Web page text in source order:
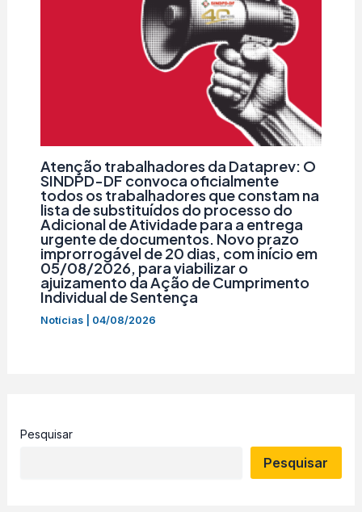
Atenção trabalhadores da Dataprev: O
SINDPD-DF convoca oficialmente
todos os trabalhadores que constam na
lista de substituídos do processo do
Adicional de Atividade para a entrega
urgente de documentos. Novo prazo
improrrogável de 20 dias, com início em
05/08/2026, para viabilizar o
ajuizamento da Ação de Cumprimento
Individual de Sentença
Notícias| 04/08/2026
Pesquisar
Pesquisar